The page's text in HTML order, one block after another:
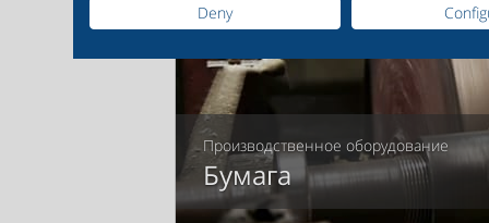
20 000 изделий для
Подробнее
Производственное оборудование
Бумага
Deny